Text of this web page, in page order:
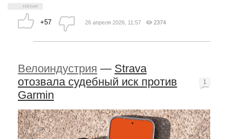
+57 26 апреля 2026, 11:57 2374
Велоиндустрия — Strava
отозвала судебный иск против
Garmin
1